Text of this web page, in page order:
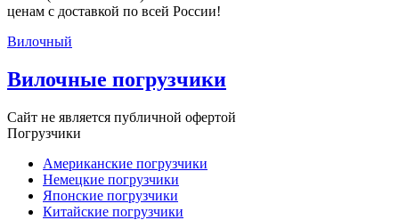
ценам с доставкой по всей России!
Вилочный
Вилочные погрузчики
Сайт не является публичной офертой
Погрузчики
Американские погрузчики
Немецкие погрузчики
Японские погрузчики
Китайские погрузчики